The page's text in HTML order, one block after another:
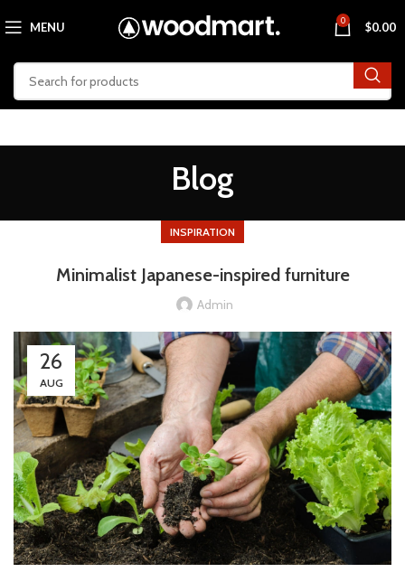
MENU 0 $0.00
Blog
INSPIRATION
Minimalist Japanese-inspired furniture
Admin
26
AUG